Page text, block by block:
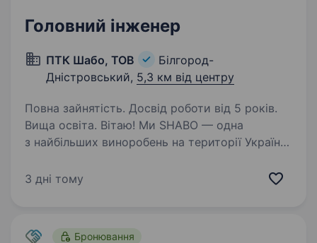
Головний інженер
ПТК Шабо, ТОВ
Білгород-
Дністровський, 5,3 км від центру
Повна зайнятість. Досвід роботи від 5 років.
Вища освіта. Вітаю! Ми SHABO — одна
з найбільших виноробень на території України.
визнають у всьому світі, та безупинно
3 дні тому
Бронювання